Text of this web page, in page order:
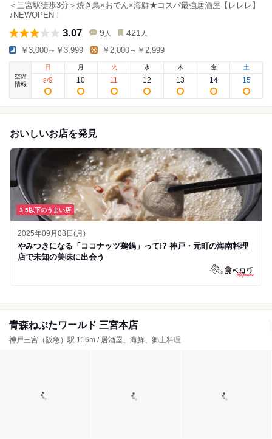
＜三宮駅徒歩3分＞焼き鳥×おでん×海鮮★コスパ最強居酒屋【レレレ】
♪NEWOPEN！
3.07 9 人 421 人
￥3,000～￥3,999 ￥2,000～￥2,999
空席
情報
日
8/9
月
10
火
11
水
12
木
13
金
14
土
15
おいしいお店を発見
3.5以下のうまい店
2025年09月08日(月)
やみつきになる「ココナッツ鶏鍋」って!? 神戸・元町の海南料理
店で未知の美味に出会う
青森ねぶたワールド 三宮本店
神戸三宮（阪急）駅 116m / 居酒屋、海鮮、郷土料理